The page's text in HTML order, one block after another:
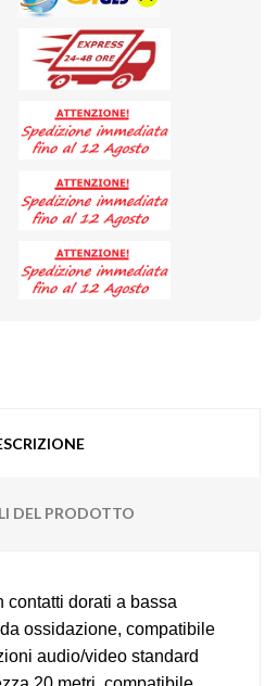
DEL PRODOTTO
contatti dorati a bassa
ossidazione, compatibile
audio/video standard